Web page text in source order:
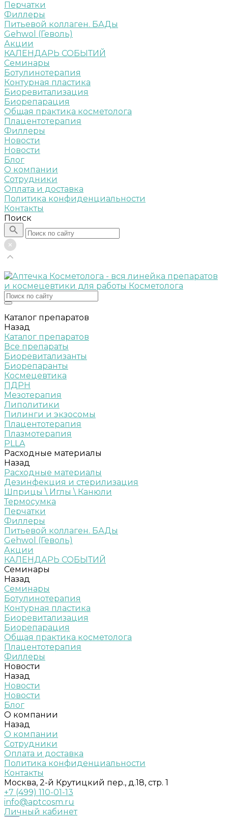
Перчатки
Филлеры
Питьевой коллаген. БАДы
Gehwol (Геволь)
Акции
КАЛЕНДАРЬ СОБЫТИЙ
Семинары
Ботулинотерапия
Контурная пластика
Биоревитализация
Биорепарация
Общая практика косметолога
Плацентотерапия
Филлеры
Новости
Новости
Блог
О компании
Сотрудники
Оплата и доставка
Политика конфиденциальности
Контакты
Поиск
Каталог препаратов
Назад
Каталог препаратов
Все препараты
Биоревитализанты
Биорепаранты
Космецевтика
ПДРН
Мезотерапия
Липолитики
Пилинги и экзосомы
Плацентотерапия
Плазмотерапия
PLLA
Расходные материалы
Назад
Расходные материалы
Дезинфекция и стерилизация
Шприцы \ Иглы \ Канюли
Термосумка
Перчатки
Филлеры
Питьевой коллаген. БАДы
Gehwol (Геволь)
Акции
КАЛЕНДАРЬ СОБЫТИЙ
Семинары
Назад
Семинары
Ботулинотерапия
Контурная пластика
Биоревитализация
Биорепарация
Общая практика косметолога
Плацентотерапия
Филлеры
Новости
Назад
Новости
Новости
Блог
О компании
Назад
О компании
Сотрудники
Оплата и доставка
Политика конфиденциальности
Контакты
Москва, 2-й Крутицкий пер., д.18, стр. 1
+7 (499) 110-01-13
info@aptcosm.ru
Личный кабинет